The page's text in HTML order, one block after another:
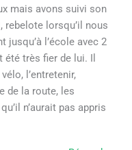
mais avons suivi son
rebelote lorsqu’il nous
jusqu’à l’école avec 2
très fier de lui. Il
l’entretenir,
de la route, les
n’aurait pas appris